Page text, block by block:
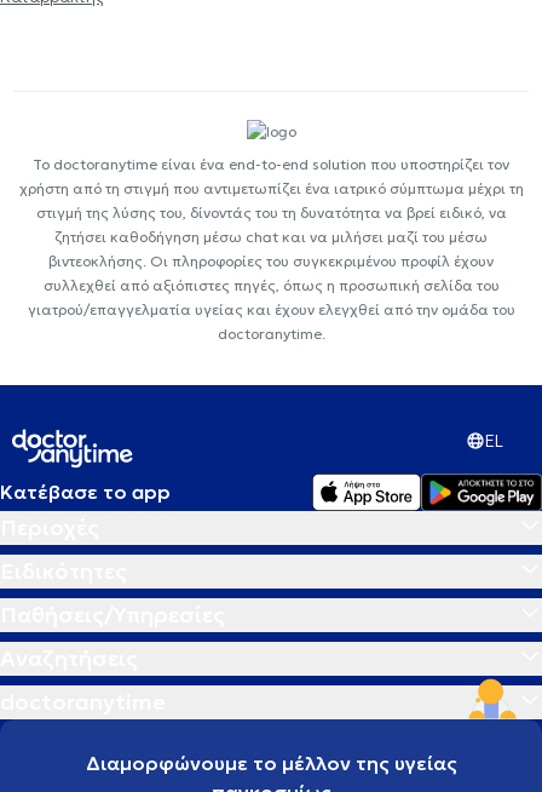
Το doctoranytime είναι ένα end-to-end solution που υποστηρίζει τον
χρήστη από τη στιγμή που αντιμετωπίζει ένα ιατρικό σύμπτωμα μέχρι τη
στιγμή της λύσης του, δίνοντάς του τη δυνατότητα να βρεί ειδικό, να
ζητήσει καθοδήγηση μέσω chat και να μιλήσει μαζί του μέσω
βιντεοκλήσης. Οι πληροφορίες του συγκεκριμένου προφίλ έχουν
συλλεχθεί από αξιόπιστες πηγές, όπως η προσωπική σελίδα του
γιατρού/επαγγελματία υγείας και έχουν ελεγχθεί από την ομάδα του
doctoranytime.
EL
Κατέβασε το app
Διαμορφώνουμε το μέλλον της υγείας